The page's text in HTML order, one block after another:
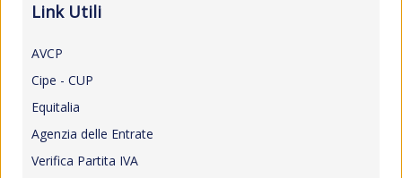
Link Utili
AVCP
Cipe - CUP
Equitalia
Agenzia delle Entrate
Verifica Partita IVA